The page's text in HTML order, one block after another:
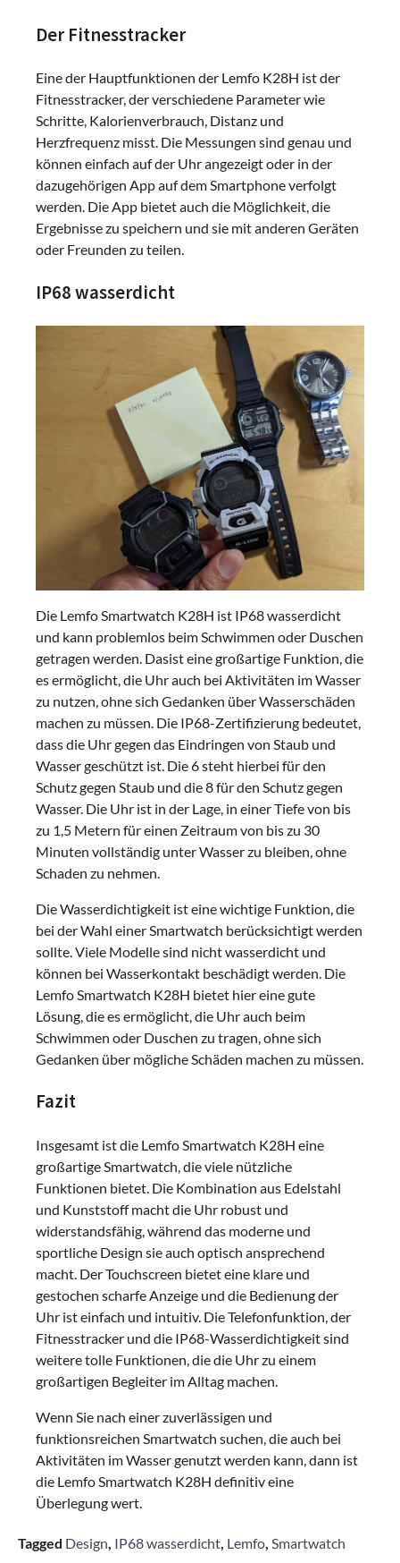
Der Fitnesstracker
Eine der Hauptfunktionen der Lemfo K28H ist der
Fitnesstracker, der verschiedene Parameter wie
Schritte, Kalorienverbrauch, Distanz und
Herzfrequenz misst. Die Messungen sind genau und
können einfach auf der Uhr angezeigt oder in der
dazugehörigen App auf dem Smartphone verfolgt
werden. Die App bietet auch die Möglichkeit, die
Ergebnisse zu speichern und sie mit anderen Geräten
oder Freunden zu teilen.
IP68 wasserdicht
Die Lemfo Smartwatch K28H ist IP68 wasserdicht
und kann problemlos beim Schwimmen oder Duschen
getragen werden. Dasist eine großartige Funktion, die
es ermöglicht, die Uhr auch bei Aktivitäten im Wasser
zu nutzen, ohne sich Gedanken über Wasserschäden
machen zu müssen. Die IP68-Zertifizierung bedeutet,
dass die Uhr gegen das Eindringen von Staub und
Wasser geschützt ist. Die 6 steht hierbei für den
Schutz gegen Staub und die 8 für den Schutz gegen
Wasser. Die Uhr ist in der Lage, in einer Tiefe von bis
zu 1,5 Metern für einen Zeitraum von bis zu 30
Minuten vollständig unter Wasser zu bleiben, ohne
Schaden zu nehmen.
Die Wasserdichtigkeit ist eine wichtige Funktion, die
bei der Wahl einer Smartwatch berücksichtigt werden
sollte. Viele Modelle sind nicht wasserdicht und
können bei Wasserkontakt beschädigt werden. Die
Lemfo Smartwatch K28H bietet hier eine gute
Lösung, die es ermöglicht, die Uhr auch beim
Schwimmen oder Duschen zu tragen, ohne sich
Gedanken über mögliche Schäden machen zu müssen.
Fazit
Insgesamt ist die Lemfo Smartwatch K28H eine
großartige Smartwatch, die viele nützliche
Funktionen bietet. Die Kombination aus Edelstahl
und Kunststoff macht die Uhr robust und
widerstandsfähig, während das moderne und
sportliche Design sie auch optisch ansprechend
macht. Der Touchscreen bietet eine klare und
gestochen scharfe Anzeige und die Bedienung der
Uhr ist einfach und intuitiv. Die Telefonfunktion, der
Fitnesstracker und die IP68-Wasserdichtigkeit sind
weitere tolle Funktionen, die die Uhr zu einem
großartigen Begleiter im Alltag machen.
Wenn Sie nach einer zuverlässigen und
funktionsreichen Smartwatch suchen, die auch bei
Aktivitäten im Wasser genutzt werden kann, dann ist
die Lemfo Smartwatch K28H definitiv eine
Überlegung wert.
Tagged Design, IP68 wasserdicht, Lemfo, Smartwatch